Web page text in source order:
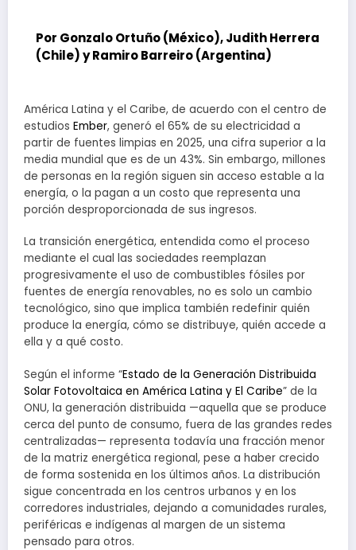
Por Gonzalo Ortuño (México), Judith Herrera
(Chile) y Ramiro Barreiro (Argentina)
América Latina y el Caribe, de acuerdo con el centro de
estudios Ember, generó el 65% de su electricidad a
partir de fuentes limpias en 2025, una cifra superior a la
media mundial que es de un 43%. Sin embargo, millones
de personas en la región siguen sin acceso estable a la
energía, o la pagan a un costo que representa una
porción desproporcionada de sus ingresos.
La transición energética, entendida como el proceso
mediante el cual las sociedades reemplazan
progresivamente el uso de combustibles fósiles por
fuentes de energía renovables, no es solo un cambio
tecnológico, sino que implica también redefinir quién
produce la energía, cómo se distribuye, quién accede a
ella y a qué costo.
Según el informe “Estado de la Generación Distribuida
Solar Fotovoltaica en América Latina y El Caribe” de la
ONU, la generación distribuida —aquella que se produce
cerca del punto de consumo, fuera de las grandes redes
centralizadas— representa todavía una fracción menor
de la matriz energética regional, pese a haber crecido
de forma sostenida en los últimos años. La distribución
sigue concentrada en los centros urbanos y en los
corredores industriales, dejando a comunidades rurales,
periféricas e indígenas al margen de un sistema
pensado para otros.